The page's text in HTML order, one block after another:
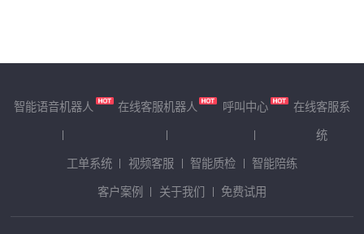
智能语音机器人 在线客服机器人 呼叫中心
在线客服系
统
工单系统
视频客服 智能质检
智能陪练
客户案例
关于我们 免费试用